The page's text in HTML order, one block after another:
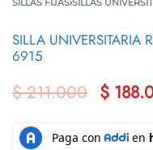
SILLAS FIJAS›SILLAS
SILLA UNIVERSITARIA
6915
$211.000 $